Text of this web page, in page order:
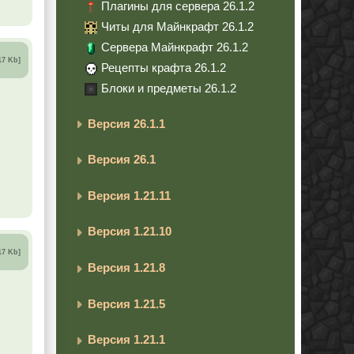
Kb]
Kb]
Плагины для сервера 26.1.2
Читы для Майнкрафт 26.1.2
Сервера Майнкрафт 26.1.2
Рецепты крафта 26.1.2
Блоки и предметы 26.1.2
Версия 26.1.1
Версия 26.1
Версия 1.21.11
Версия 1.21.10
Версия 1.21.8
Версия 1.21.5
Версия 1.21.1